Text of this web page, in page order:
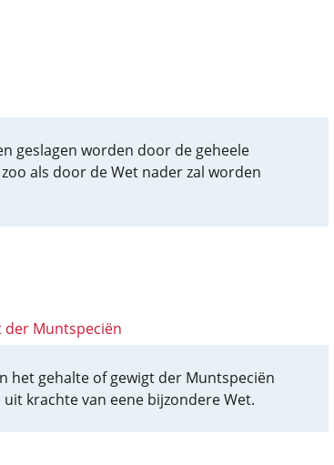
geslagen worden door de geheele
als door de Wet nader zal worden
der Muntspeciën
het gehalte of gewigt der Muntspeciën
krachte van eene bijzondere Wet.